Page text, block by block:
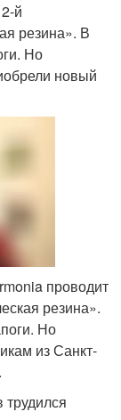
й
резина». В
Но
новый
проводит
резина».
Но
из Санкт-